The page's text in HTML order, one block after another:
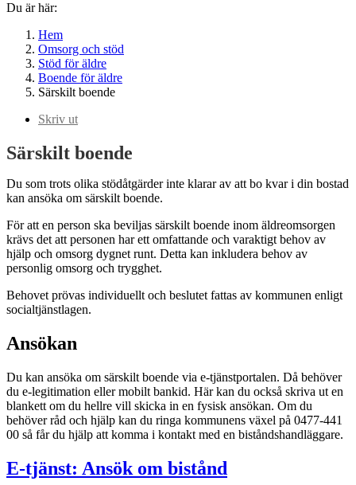
Du är här:
Hem
Omsorg och stöd
Stöd för äldre
Boende för äldre
Särskilt boende
Skriv ut
Särskilt boende
Du som trots olika stödåtgärder inte klarar av att bo kvar i din bostad
kan ansöka om särskilt boende.
För att en person ska beviljas särskilt boende inom äldreomsorgen
krävs det att personen har ett omfattande och varaktigt behov av
hjälp och omsorg dygnet runt. Detta kan inkludera behov av
personlig omsorg och trygghet.
Behovet prövas individuellt och beslutet fattas av kommunen enligt
socialtjänstlagen.
Ansökan
Du kan ansöka om särskilt boende via e-tjänstportalen. Då behöver
du e-legitimation eller mobilt bankid. Här kan du också skriva ut en
blankett om du hellre vill skicka in en fysisk ansökan. Om du
behöver råd och hjälp kan du ringa kommunens växel på 0477-441
00 så får du hjälp att komma i kontakt med en biståndshandläggare.
E-tjänst: Ansök om bistånd